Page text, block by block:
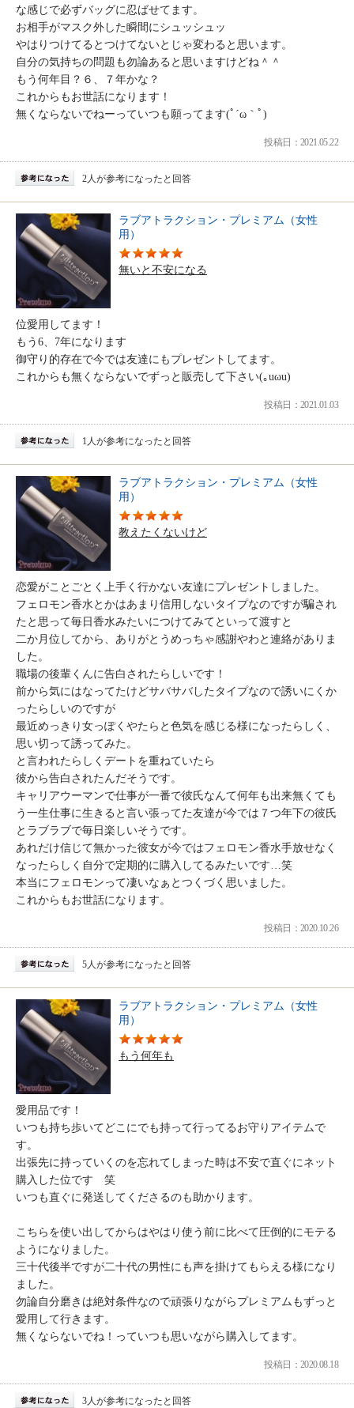
な感じで必ずバッグに忍ばせてます。
お相手がマスク外した瞬間にシュッシュッ
やはりつけてるとつけてないとじゃ変わると思います。
自分の気持ちの問題も勿論あると思いますけどね＾＾
もう何年目？６、７年かな？
これからもお世話になります！
無くならないでねーっていつも願ってます(ﾟ´ω｀ﾟ)
投稿日：2021.05.22
2人が参考になったと回答
ラブアトラクション・プレミアム（女性
用）
無いと不安になる
位愛用してます！
もう6、7年になります
御守り的存在で今では友達にもプレゼントしてます。
これからも無くならないでずっと販売して下さい(｡uωu)
投稿日：2021.01.03
1人が参考になったと回答
ラブアトラクション・プレミアム（女性
用）
教えたくないけど
恋愛がことごとく上手く行かない友達にプレゼントしました。
フェロモン香水とかはあまり信用しないタイプなのですが騙され
たと思って毎日香水みたいにつけてみてといって渡すと
二か月位してから、ありがとうめっちゃ感謝やわと連絡がありま
した。
職場の後輩くんに告白されたらしいです！
前から気にはなってたけどサバサバしたタイプなので誘いにくか
ったらしいのですが
最近めっきり女っぽくやたらと色気を感じる様になったらしく、
思い切って誘ってみた。
と言われたらしくデートを重ねていたら
彼から告白されたんだそうです。
キャリアウーマンで仕事が一番で彼氏なんて何年も出来無くても
う一生仕事に生きると言い張ってた友達が今では７つ年下の彼氏
とラブラブで毎日楽しいそうです。
あれだけ信じて無かった彼女が今ではフェロモン香水手放せなく
なったらしく自分で定期的に購入してるみたいです…笑
本当にフェロモンって凄いなぁとつくづく思いました。
これからもお世話になります。
投稿日：2020.10.26
5人が参考になったと回答
ラブアトラクション・プレミアム（女性
用）
もう何年も
愛用品です！
いつも持ち歩いてどこにでも持って行ってるお守りアイテムで
す。
出張先に持っていくのを忘れてしまった時は不安で直ぐにネット
購入した位です 笑
いつも直ぐに発送してくださるのも助かります。
こちらを使い出してからはやはり使う前に比べて圧倒的にモテる
ようになりました。
三十代後半ですが二十代の男性にも声を掛けてもらえる様になり
ました。
勿論自分磨きは絶対条件なので頑張りながらプレミアムもずっと
愛用して行きます。
無くならないでね！っていつも思いながら購入してます。
投稿日：2020.08.18
3人が参考になったと回答